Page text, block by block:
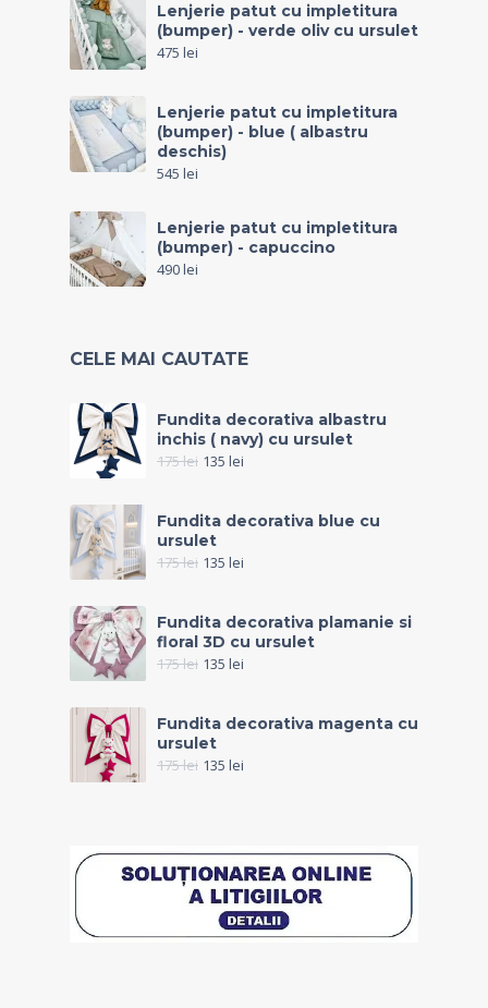
Lenjerie patut cu impletitura
(bumper) - verde oliv cu ursulet
475 lei
Lenjerie patut cu impletitura
(bumper) - blue ( albastru
deschis)
545 lei
Lenjerie patut cu impletitura
(bumper) - capuccino
490lei
CELE MAI CAUTATE
Fundita decorativa albastru
inchis ( navy) cu ursulet
175lei 135 lei
Fundita decorativa blue cu
ursulet
175lei 135 lei
Fundita decorativa plamanie si
floral 3D cu ursulet
175lei 135 lei
Fundita decorativa magenta cu
ursulet
175lei 135 lei